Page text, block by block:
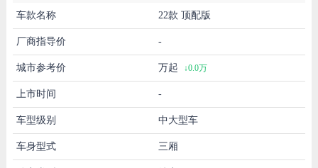
车款名称 22款 顶配版
厂商指导价 -
城市参考价 万起 ↓0.0万
上市时间 -
车型级别 中大型车
车身型式 三厢